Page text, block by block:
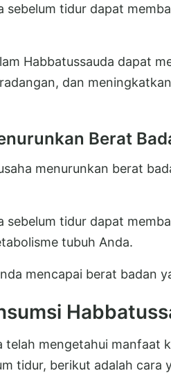
sebelum tidur dapat
Habbatussauda dapat
dan
Berat
menurunkan berat
sebelum tidur dapat
tubuh Anda.
mencapai berat badan
telah mengetahui manfaat
tidur, berikut adalah cara